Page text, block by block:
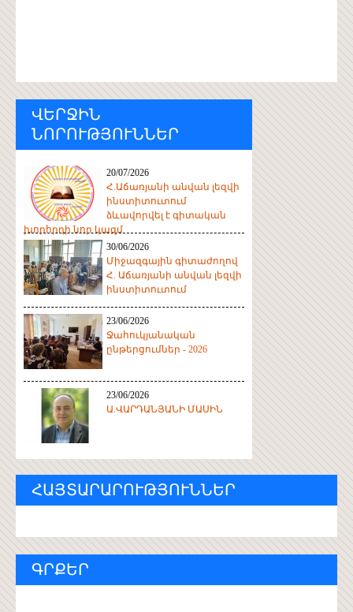
ՎԵՐՋԻՆ
ՆՈՐՈՒԹՅՈՒՆՆԵՐ
20/07/2026
Հ.Աճառյանի անվան լեզվի
ինստիտուտում
ձևավորվել է գիտական
խորհրդի նոր կազմ
30/06/2026
Միջազգային գիտաժողով
Հ. Աճառյանի անվան լեզվի
ինստիտուտում
23/06/2026
Ջահուկյանական
ընթերցումներ - 2026
23/06/2026
Ա.ՎԱՐԴԱՆՅԱՆԻ ՄԱՍԻՆ
ՀԱՅՏԱՐԱՐՈՒԹՅՈՒՆՆԵՐ
ԳՐՔԵՐ